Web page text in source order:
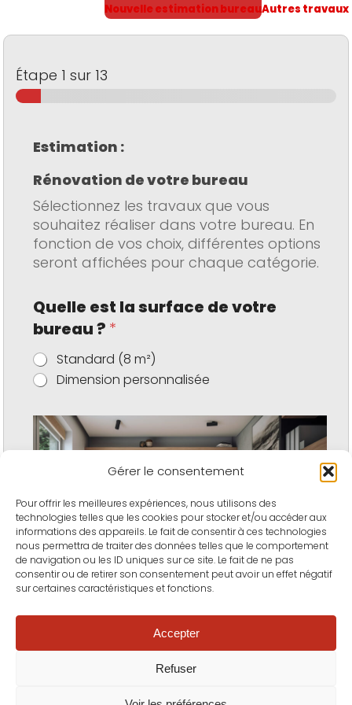
Gérer le consentement
Pour offrir les meilleures expériences, nous utilisons des
technologies telles que les cookies pour stocker et/ou accéder aux
informations des appareils. Le fait de consentir à ces technologies
nous permettra de traiter des données telles que le comportement
de navigation ou les ID uniques sur ce site. Le fait de ne pas
consentir ou de retirer son consentement peut avoir un effet négatif
sur certaines caractéristiques et fonctions.
Accepter
Refuser
main
content
Nouvelle estimation bureauAutres travaux
Étape 1 sur 13
Estimation :
Rénovation de votre bureau
Sélectionnez les travaux que vous
souhaitez réaliser dans votre bureau. En
fonction de vos choix, différentes options
seront affichées pour chaque catégorie.
Quelle est la surface de votre
bureau ? *
Standard (8 m²)
Dimension personnalisée
Suivant